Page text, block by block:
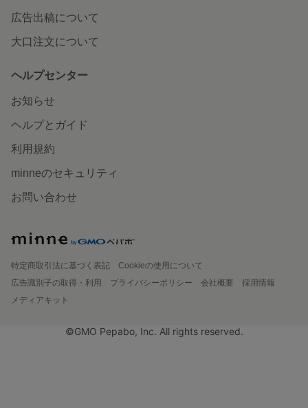
広告出稿について
大口注文について
ヘルプセンター
お知らせ
ヘルプとガイド
利用規約
minneのセキュリティ
お問い合わせ
特定商取引法に基づく表記
Cookieの使用について
広告識別子の取得・利用
プライバシーポリシー 会社概要
採用情報
メディアキット
©GMO Pepabo, Inc. All rights reserved.